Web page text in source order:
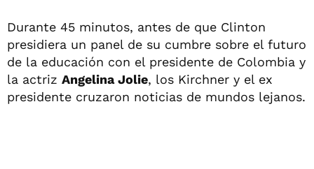
Durante 45 minutos, antes de que Clinton
presidiera un panel de su cumbre sobre el futuro
de la educación con el presidente de Colombia y
la actriz Angelina Jolie, los Kirchner y el ex
presidente cruzaron noticias de mundos lejanos.